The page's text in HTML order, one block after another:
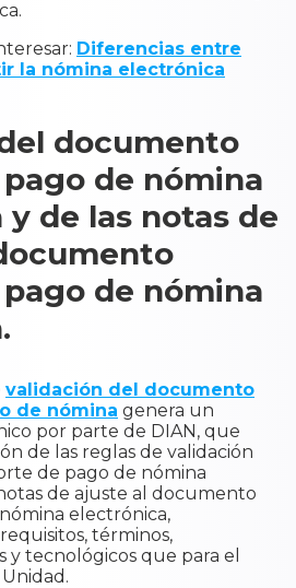
Diferencias entre
la nómina electrónica
documento
de nómina
de las notas de
de nómina
validación del documento
de nómina genera un
por parte de DIAN, que
de las reglas de validación
de pago de nómina
de ajuste al documento
electrónica,
términos,
y tecnológicos que para el